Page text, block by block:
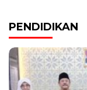
PENDIDIKAN